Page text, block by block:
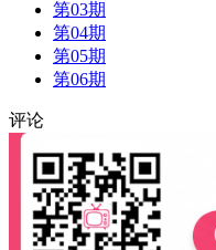
第03期
第04期
第05期
第06期
评论